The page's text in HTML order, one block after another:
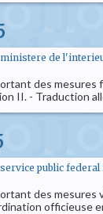
ministere de
des mesures
II. - Traduction
service public
des mesures
officieuse